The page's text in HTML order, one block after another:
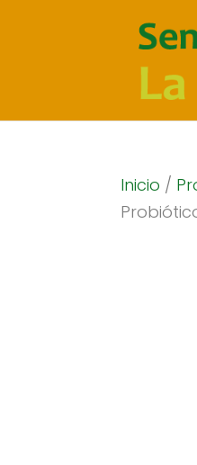
Inicio /